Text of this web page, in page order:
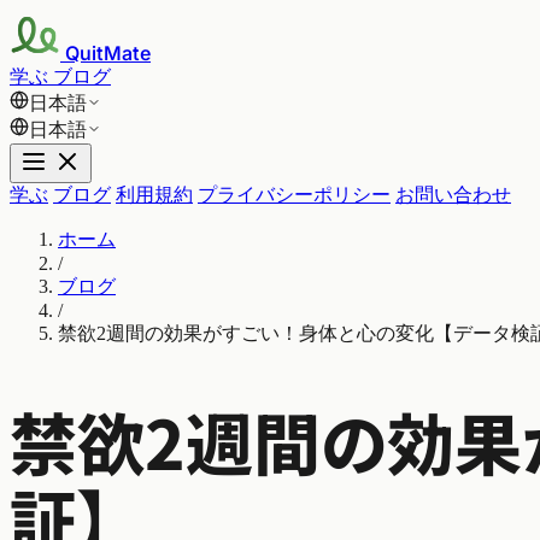
QuitMate
学ぶ ブログ
日本語
日本語
学ぶ ブログ 利用規約 プライバシーポリシー お問い合わせ
ホーム
/
ブログ
/
禁欲2週間の効果がすごい！身体と心の変化【データ検
禁欲2週間の効果
証】